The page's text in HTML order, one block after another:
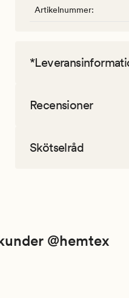
Artikelnummer:
Recensioner
Skötselråd
@hemtex